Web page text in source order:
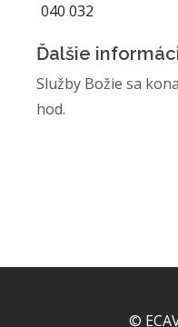
040 032
Ďalšie
Služby Božie sa
hod.
©